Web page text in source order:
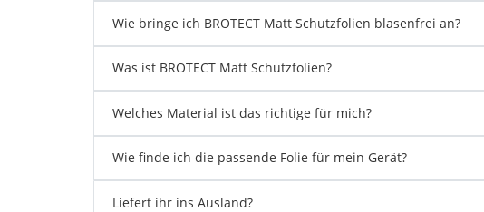
Wie bringe ich BROTECT Matt Schutzfolien blasenfrei an?
Was ist BROTECT Matt Schutzfolien?
Welches Material ist das richtige für mich?
Wie finde ich die passende Folie für mein Gerät?
Liefert ihr ins Ausland?